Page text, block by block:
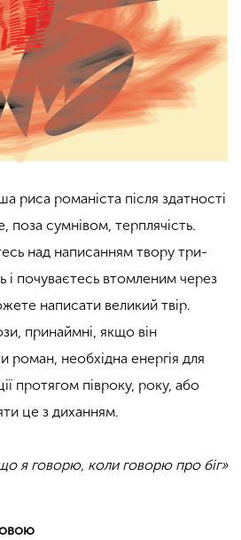
риса романіста після здатності
поза сумнівом, терплячість.
над написанням твору три-
і почуваєтесь втомленим через
написати великий твір.
принаймні, якщо він
роман, необхідна енергія для
протягом півроку, року, або
це з диханням.
я говорю, коли говорю про біг»